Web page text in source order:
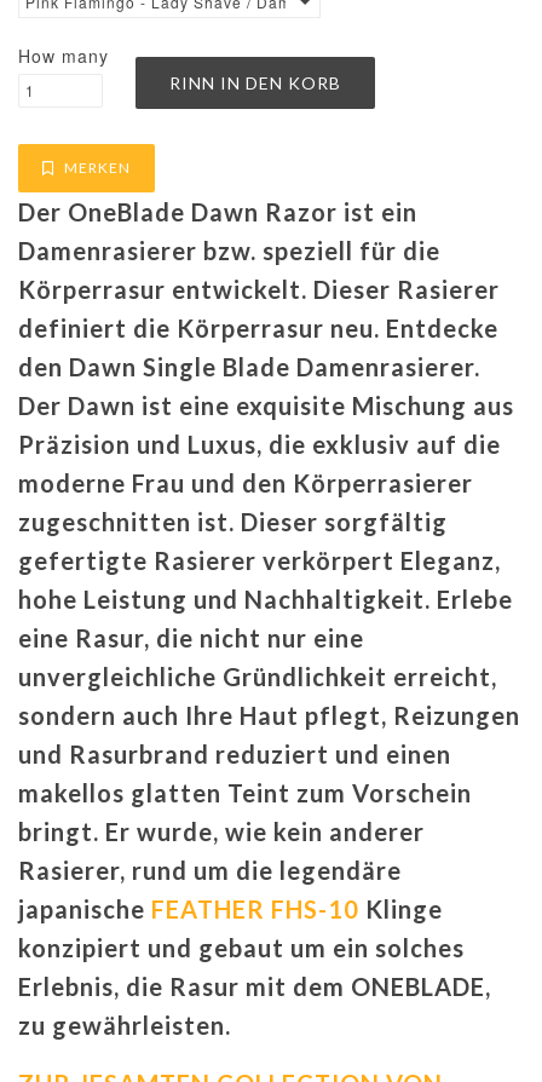
How many
MERKEN
Der OneBlade Dawn Razor ist ein
Damenrasierer bzw. speziell für die
Körperrasur entwickelt. Dieser Rasierer
definiert die Körperrasur neu. Entdecke
den Dawn Single Blade Damenrasierer.
Der Dawn ist eine exquisite Mischung aus
Präzision und Luxus, die exklusiv auf die
moderne Frau und den Körperrasierer
zugeschnitten ist. Dieser sorgfältig
gefertigte Rasierer verkörpert Eleganz,
hohe Leistung und Nachhaltigkeit. Erlebe
eine Rasur, die nicht nur eine
unvergleichliche Gründlichkeit erreicht,
sondern auch Ihre Haut pflegt, Reizungen
und Rasurbrand reduziert und einen
makellos glatten Teint zum Vorschein
bringt. Er wurde, wie kein anderer
Rasierer, rund um die legendäre
japanische FEATHER FHS-10 Klinge
konzipiert und gebaut um ein solches
Erlebnis, die Rasur mit dem ONEBLADE,
zu gewährleisten.